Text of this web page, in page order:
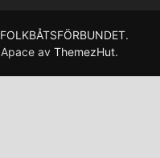
.
av ThemezHut.